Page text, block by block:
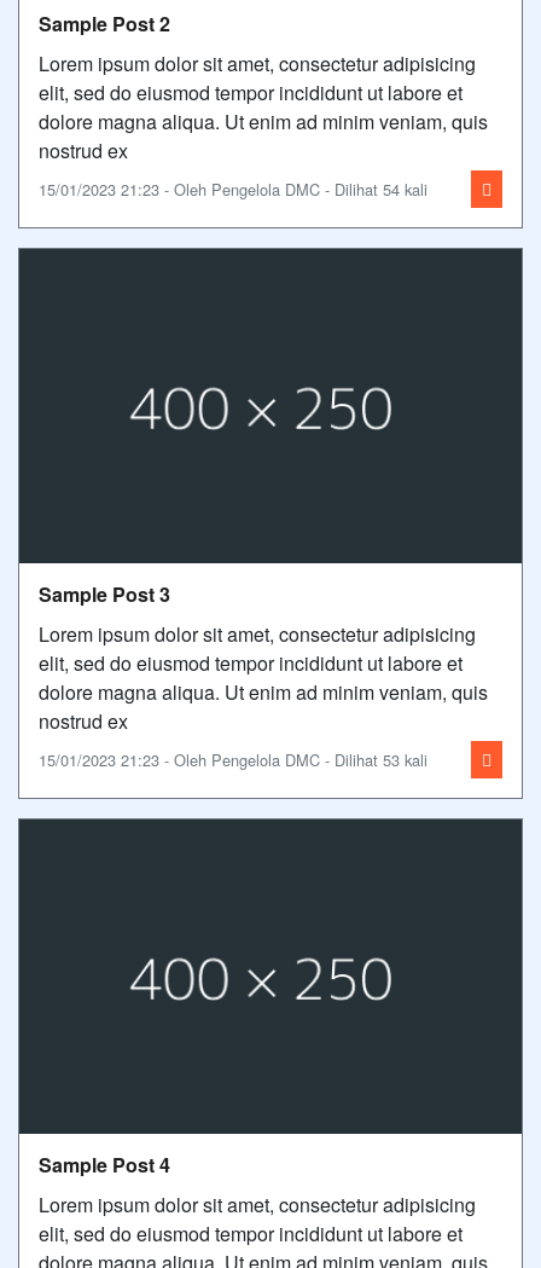
Sample Post 2
Lorem ipsum dolor sit amet, consectetur adipisicing
elit, sed do eiusmod tempor incididunt ut labore et
dolore magna aliqua. Ut enim ad minim veniam, quis
nostrud ex
15/01/2023 21:23 - Oleh Pengelola DMC - Dilihat 54 kali
Sample Post 3
Lorem ipsum dolor sit amet, consectetur adipisicing
elit, sed do eiusmod tempor incididunt ut labore et
dolore magna aliqua. Ut enim ad minim veniam, quis
nostrud ex
15/01/2023 21:23 - Oleh Pengelola DMC - Dilihat 53 kali
Sample Post 4
Lorem ipsum dolor sit amet, consectetur adipisicing
elit, sed do eiusmod tempor incididunt ut labore et